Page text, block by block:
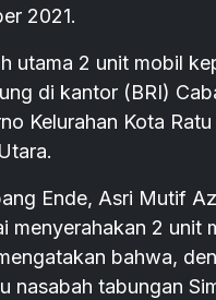
2021.
utama 2 unit mobil
di kantor (BRI)
Kelurahan Kota Ratu
Ende, Asri Mutif
menyerahakan 2 unit
bahwa,
nasabah tabungan